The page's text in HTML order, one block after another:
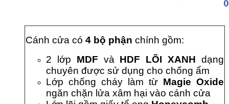
Cánh cửa có 4 bộ phận chính gồm:
2 lớp MDF và HDF LÕI XANH dạng
chuyên được sử dụng cho chống ẩm
Lớp chống cháy làm từ Magie Oxide
ngăn chặn lửa xâm hại vào cánh cửa